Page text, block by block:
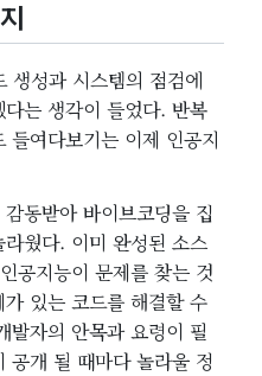
성과 시스템의 점검에
는 생각이 들었다. 반복
들여다보기는 이제 인공지
동받아 바이브코딩을 집
웠다. 이미 완성된 소스
공지능이 문제를 찾는 것
있는 코드를 해결할 수
발자의 안목과 요령이 필
공개 될 때마다 놀라울 정